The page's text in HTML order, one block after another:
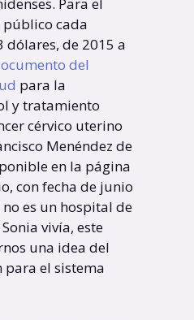
Para el
cada
dólares, de 2015 a
del
para la
y tratamiento
cérvico uterino
Menéndez de
en la página
con fecha de junio
es un hospital de
vivía, este
una idea del
para el sistema